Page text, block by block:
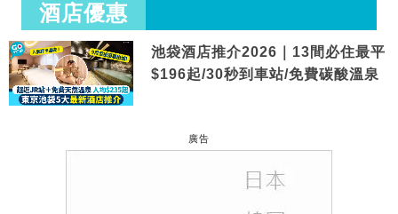
酒店優惠
池袋酒店推介2026｜13間必住最平
$196起/30秒到車站/免費碳酸溫泉
廣告